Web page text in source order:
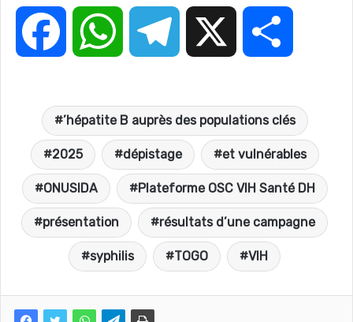
c
e
b
a
s
l
e
g
r
t
a
’hépatite B auprès des populations clés
2025 dépistage et vulnérables
ONUSIDA Plateforme OSC VIH Santé DH
présentation résultats d’une campagne
syphilis TOGO VIH